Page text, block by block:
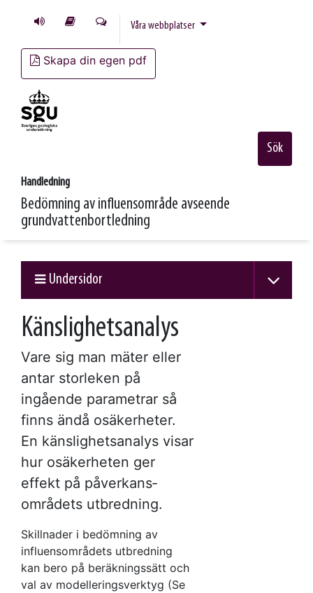
Våra webbplatser
Skapa din egen pdf
Handledning
Bedömning av influensområde avseende
grundvattenbortledning
Sök
Undersidor
Känslighetsanalys
Vare sig man mäter eller
antar storleken på
ingående parametrar så
finns ändå osäkerheter.
En känslighets­analys visar
hur osäkerheten ger
effekt på påverkans­
områdets utbredning.
Skillnader i bedömning av
influensområdets utbredning
kan bero på beräkningssätt och
val av modelleringsverktyg (Se